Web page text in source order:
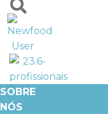
SOBRE
NÓS